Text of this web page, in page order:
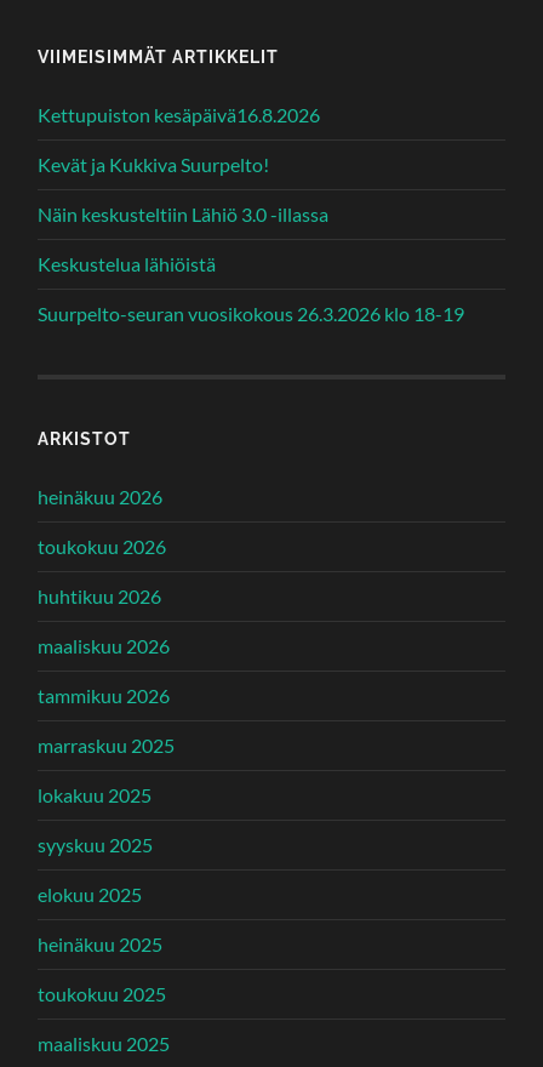
VIIMEISIMMÄT ARTIKKELIT
Kettupuiston kesäpäivä16.8.2026
Kevät ja Kukkiva Suurpelto!
Näin keskusteltiin Lähiö 3.0 -illassa
Keskustelua lähiöistä
Suurpelto-seuran vuosikokous 26.3.2026 klo 18-19
ARKISTOT
heinäkuu 2026
toukokuu 2026
huhtikuu 2026
maaliskuu 2026
tammikuu 2026
marraskuu 2025
lokakuu 2025
syyskuu 2025
elokuu 2025
heinäkuu 2025
toukokuu 2025
maaliskuu 2025